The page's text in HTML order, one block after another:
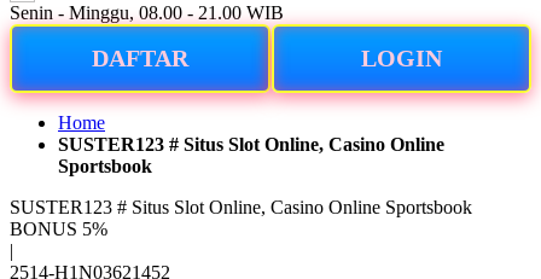
Senin - Minggu, 08.00 - 21.00 WIB
DAFTAR LOGIN
Home
SUSTER123 # Situs Slot Online, Casino Online
Sportsbook
SUSTER123 # Situs Slot Online, Casino Online Sportsbook
BONUS 5%
|
2514-H1N03621452